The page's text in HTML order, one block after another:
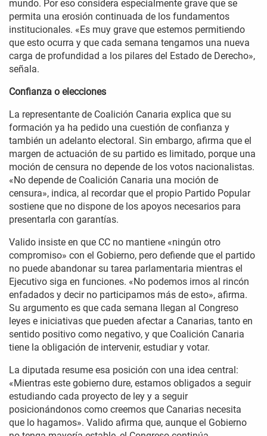
mundo. Por eso considera especialmente grave que se
permita una erosión continuada de los fundamentos
institucionales. «Es muy grave que estemos permitiendo
que esto ocurra y que cada semana tengamos una nueva
carga de profundidad a los pilares del Estado de Derecho»,
señala.
Confianza o elecciones
La representante de Coalición Canaria explica que su
formación ya ha pedido una cuestión de confianza y
también un adelanto electoral. Sin embargo, afirma que el
margen de actuación de su partido es limitado, porque una
moción de censura no depende de los votos nacionalistas.
«No depende de Coalición Canaria una moción de
censura», indica, al recordar que el propio Partido Popular
sostiene que no dispone de los apoyos necesarios para
presentarla con garantías.
Valido insiste en que CC no mantiene «ningún otro
compromiso» con el Gobierno, pero defiende que el partido
no puede abandonar su tarea parlamentaria mientras el
Ejecutivo siga en funciones. «No podemos irnos al rincón
enfadados y decir no participamos más de esto», afirma.
Su argumento es que cada semana llegan al Congreso
leyes e iniciativas que pueden afectar a Canarias, tanto en
sentido positivo como negativo, y que Coalición Canaria
tiene la obligación de intervenir, estudiar y votar.
La diputada resume esa posición con una idea central:
«Mientras este gobierno dure, estamos obligados a seguir
estudiando cada proyecto de ley y a seguir
posicionándonos como creemos que Canarias necesita
que lo hagamos». Valido afirma que, aunque el Gobierno